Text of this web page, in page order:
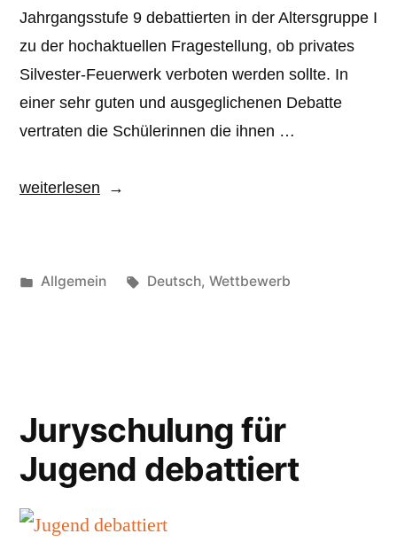
Jahrgangsstufe 9 debattierten in der Altersgruppe I
zu der hochaktuellen Fragestellung, ob privates
Silvester-Feuerwerk verboten werden sollte. In
einer sehr guten und ausgeglichenen Debatte
vertraten die Schülerinnen die ihnen …
„Schulfinale
weiterlesen
Veröffentlicht
Allgemein Schlagwörter:
Deutsch, Wettbewerb
Juryschulung für
Jugend debattiert